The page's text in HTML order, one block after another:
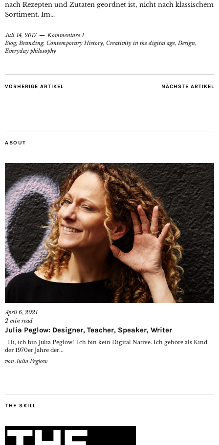
nach Rezepten und Zutaten geordnet ist, nicht nach klassischem
Sortiment. Im...
Juli 14, 2017
Kommentare 1
Blog,Branding, Contemporary History, Creativity in the digital age,Design,
Everyday philosophy
VORHERIGE ARTIKEL NÄCHSTE ARTIKEL
ABOUT
April 6, 2021
2 min read
Julia Peglow: Designer, Teacher, Speaker, Writer
Hi, ich bin Julia Peglow! Ich bin kein Digital Native. Ich gehöre als Kind
der 1970er Jahre der...
vonJulia Peglow
THE SKILL